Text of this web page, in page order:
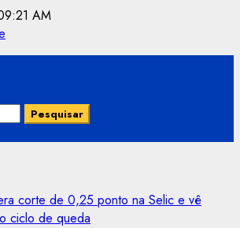
AM
corte de 0,25 ponto na Selic e vê
ciclo de queda